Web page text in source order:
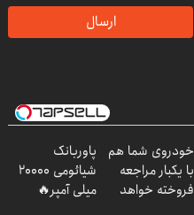
ارسال
خودروی شما هم
با یکبار مراجعه
فروخته خواهد
پاوربانک
شیائومی 2۰۰۰۰
میلی آمپر🔥